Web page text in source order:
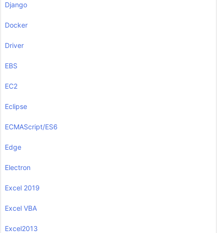
Django
Docker
Driver
EBS
EC2
Eclipse
ECMAScript/ES6
Edge
Electron
Excel 2019
Excel VBA
Excel2013